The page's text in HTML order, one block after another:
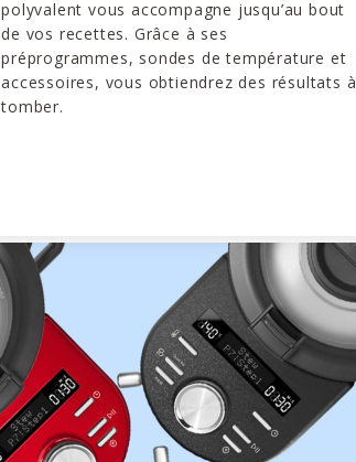
polyvalent vous accompagne jusqu’au bout
de vos recettes. Grâce à ses
préprogrammes, sondes de température et
accessoires, vous obtiendrez des résultats à
tomber.